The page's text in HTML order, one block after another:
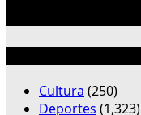
Cultura (250)
Deportes (1,323)